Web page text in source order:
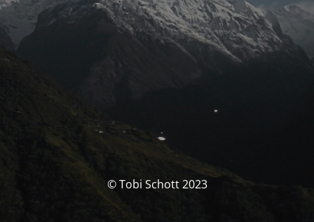
© Tobi Schott 2023